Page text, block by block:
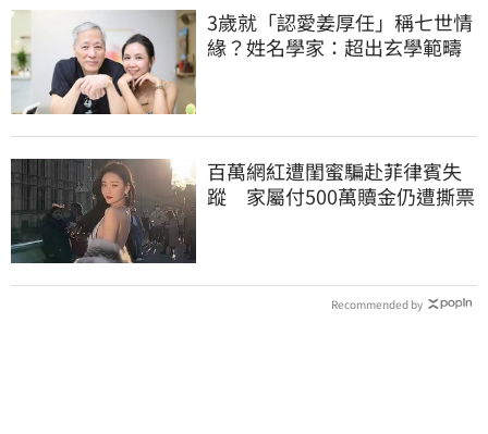
3歲就「認愛姜厚任」稱七世情
緣？姓名學家：超出玄學範疇
百萬網紅遭閨蜜騙赴菲律賓失
蹤 家屬付500萬贖金仍遭撕票
Recommended by